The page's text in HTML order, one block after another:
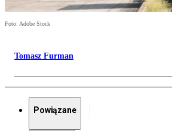
Foto: Adobe Stock
Tomasz Furman
Powiązane